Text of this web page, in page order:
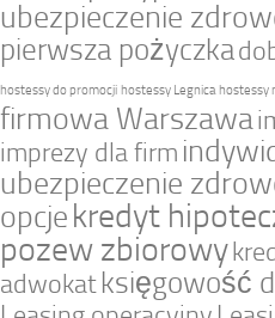
ubezpieczenie
pierwsza pożyczka
hostessy do promocji hostessy Legnica hostessy
firmowa Warszawa
imprezy dla firm
ubezpieczenie
opcjekredyt
pozew zbiorowy
adwokatksięgowość